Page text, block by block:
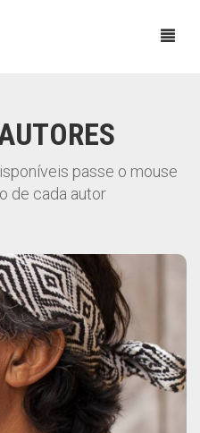
passe o mouse
de cada autor
aqui